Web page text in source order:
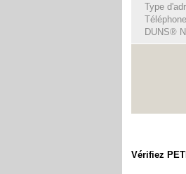
Type
Téléphone
DUNS®
Vérifiez